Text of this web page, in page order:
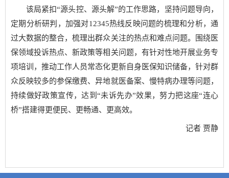
该局紧扣“源头控、源头解”的工作思路，坚持问题导向，
定期分析研判，加强对12345热线反映问题的梳理和分析，通
过大数据的整合，梳理出群众关注的热点和难点问题。围绕医
保领域投诉热点、新政策等相关问题，有针对性地开展业务专
项培训，推动工作人员常态化更新自身医保知识储备，针对群
众反映较多的参保缴费、异地就医备案、慢特病办理等问题，
持续做好政策宣传，达到“未诉先办”效果，努力把这座“连心
桥”搭建得更便民、更畅通、更高效。
记者 贾静